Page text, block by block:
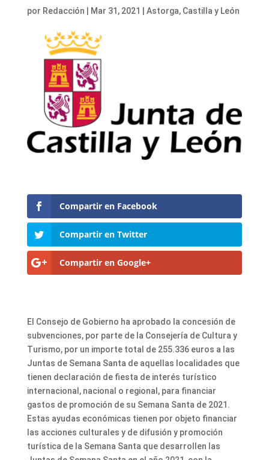
por Redacción Mar 31, 2021 Astorga, Castilla y León
Compartir en Facebook
Compartir en Twitter
Compartir en Google+
El Consejo de Gobierno ha aprobado la concesión de
subvenciones, por parte de la Consejería de Cultura y
Turismo, por un importe total de 255.336 euros a las
Juntas de Semana Santa de aquellas localidades que
tienen declaración de fiesta de interés turístico
internacional, nacional o regional, para financiar
gastos de promoción de su Semana Santa de 2021.
Estas ayudas económicas tienen por objeto financiar
las acciones culturales y de difusión y promoción
turística de la Semana Santa que desarrollen las